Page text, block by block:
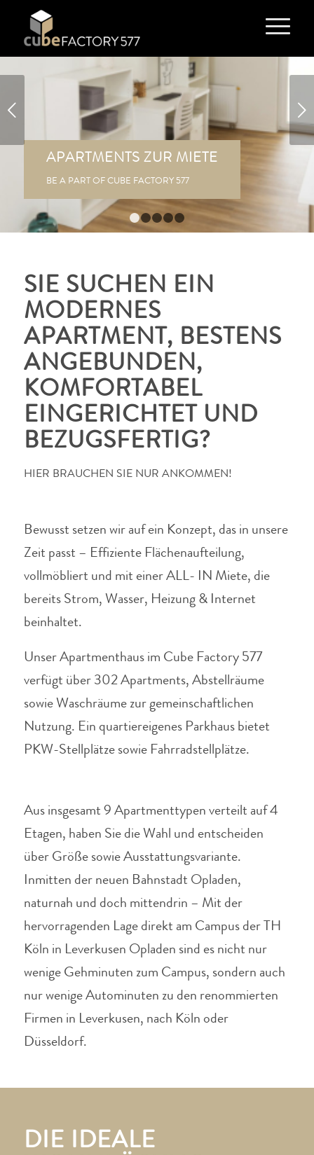
APARTMENTS ZUR MIETE
BE A PART OF CUBE FACTORY 577
Weiter
2 3
SIE SUCHEN EIN
MODERNES
APARTMENT, BESTENS
ANGEBUNDEN,
KOMFORTABEL
EINGERICHTET UND
BEZUGSFERTIG?
HIER BRAUCHEN SIE NUR ANKOMMEN!
Bewusst setzen wir auf ein Konzept, das in unsere
Zeit passt – Effiziente Flächenaufteilung,
vollmöbliert und mit einer ALL- IN Miete, die
bereits Strom, Wasser, Heizung & Internet
beinhaltet.
Unser Apartmenthaus im Cube Factory 577
verfügt über 302 Apartments, Abstellräume
sowie Waschräume zur gemeinschaftlichen
Nutzung. Ein quartiereigenes Parkhaus bietet
PKW-Stellplätze sowie Fahrradstellplätze.
Aus insgesamt 9 Apartmenttypen verteilt auf 4
Etagen, haben Sie die Wahl und entscheiden
über Größe sowie Ausstattungsvariante.
Inmitten der neuen Bahnstadt Opladen,
naturnah und doch mittendrin – Mit der
hervorragenden Lage direkt am Campus der TH
Köln in Leverkusen Opladen sind es nicht nur
wenige Gehminuten zum Campus, sondern auch
nur wenige Autominuten zu den renommierten
Firmen in Leverkusen, nach Köln oder
Düsseldorf.
DIE IDEALE